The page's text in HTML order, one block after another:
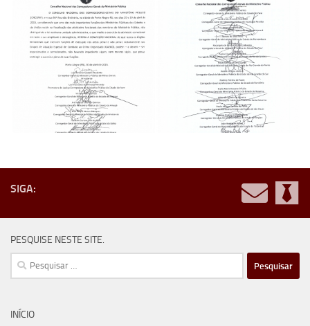
SIGA:
PESQUISE NESTE SITE.
Pesquisar
por:
INÍCIO